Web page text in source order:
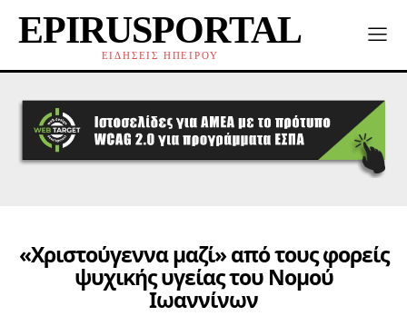
EPIRUSPORTAL
ΕΙΔΗΣΕΙΣ ΗΠΕΙΡΟΥ
«Χριστούγεννα μαζί» από τους φορείς
ψυχικής υγείας του Νομού
Ιωαννίνων